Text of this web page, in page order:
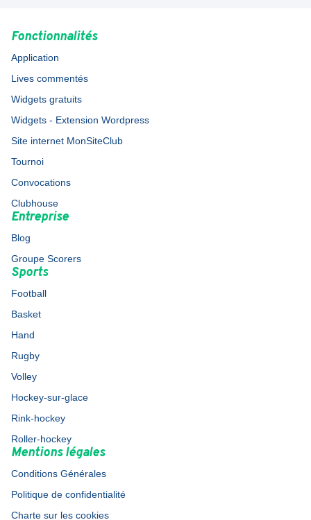
Fonctionnalités
Application
Lives commentés
Widgets gratuits
Widgets - Extension Wordpress
Site internet MonSiteClub
Tournoi
Convocations
Clubhouse
Entreprise
Blog
Groupe Scorers
Sports
Football
Basket
Hand
Rugby
Volley
Hockey-sur-glace
Rink-hockey
Roller-hockey
Mentions légales
Conditions Générales
Politique de confidentialité
Charte sur les cookies